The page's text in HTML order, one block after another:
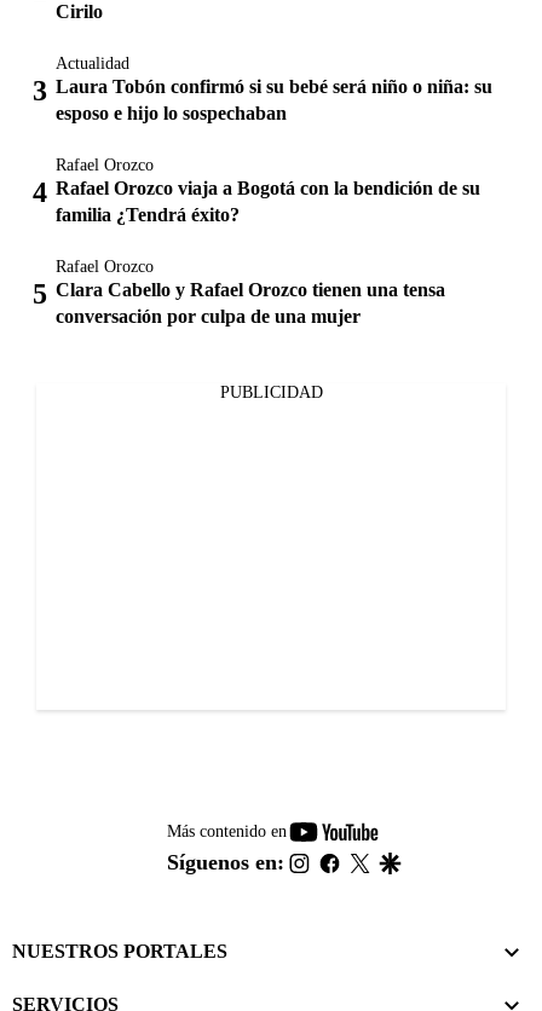
Cirilo
Actualidad
Laura Tobón confirmó si su bebé será niño o niña: su
esposo e hijo lo sospechaban
Rafael Orozco
Rafael Orozco viaja a Bogotá con la bendición de su
familia ¿Tendrá éxito?
Rafael Orozco
Clara Cabello y Rafael Orozco tienen una tensa
conversación por culpa de una mujer
PUBLICIDAD
Más contenido en
youtube-
footer
Síguenos en: instagram
facebook
twitter
NUESTROS PORTALES
SERVICIOS